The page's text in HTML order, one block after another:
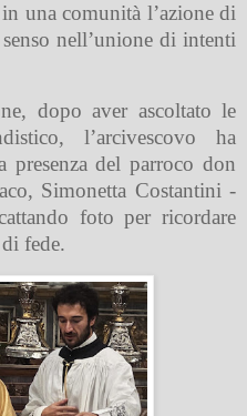
una comunità l’azione di
nell’unione di intenti
dopo aver ascoltato le
l’arcivescovo ha
del parroco don
Simonetta Costantini -
foto per ricordare
fede.